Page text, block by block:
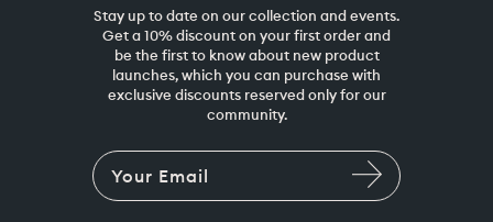
Stay up to date on our collection and events.
Get a 10% discount on your first order and
be the first to know about new product
launches, which you can purchase with
exclusive discounts reserved only for our
community.